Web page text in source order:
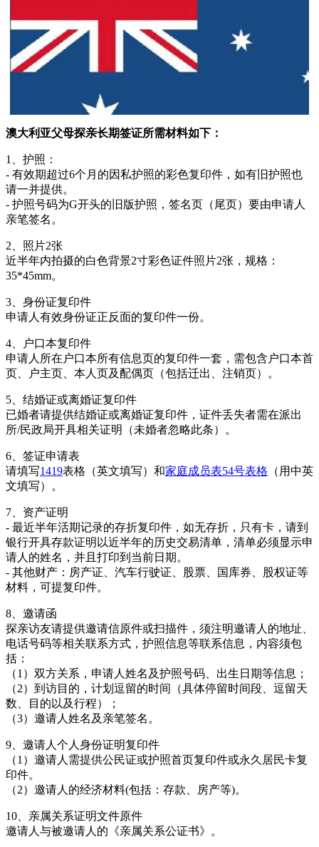
澳大利亚父母探亲长期签证所需材料如下：
1、护照：
- 有效期超过6个月的因私护照的彩色复印件，如有旧护照也
请一并提供。
- 护照号码为G开头的旧版护照，签名页（尾页）要由申请人
亲笔签名。
2、照片2张
近半年内拍摄的白色背景2寸彩色证件照片2张，规格：
35*45mm。
3、身份证复印件
申请人有效身份证正反面的复印件一份。
4、户口本复印件
申请人所在户口本所有信息页的复印件一套，需包含户口本首
页、户主页、本人页及配偶页（包括迁出、注销页）。
5、结婚证或离婚证复印件
已婚者请提供结婚证或离婚证复印件，证件丢失者需在派出
所/民政局开具相关证明（未婚者忽略此条）。
6、签证申请表
请填写1419表格（英文填写）和家庭成员表54号表格 （用中英
文填写）。
7、资产证明
- 最近半年活期记录的存折复印件，如无存折，只有卡，请到
银行开具存款证明以近半年的历史交易清单，清单必须显示申
请人的姓名，并且打印到当前日期。
- 其他财产：房产证、汽车行驶证、股票、国库券、股权证等
材料，可提复印件。
8、邀请函
探亲访友请提供邀请信原件或扫描件，须注明邀请人的地址、
电话号码等相关联系方式，护照信息等联系信息，内容须包
括：
（1）双方关系，申请人姓名及护照号码、出生日期等信息；
（2）到访目的，计划逗留的时间（具体停留时间段、逗留天
数、目的以及行程）；
（3）邀请人姓名及亲笔签名。
9、邀请人个人身份证明复印件
（1）邀请人需提供公民证或护照首页复印件或永久居民卡复
印件。
（2）邀请人的经济材料(包括：存款、房产等)。
10、亲属关系证明文件原件
邀请人与被邀请人的《亲属关系公证书》。